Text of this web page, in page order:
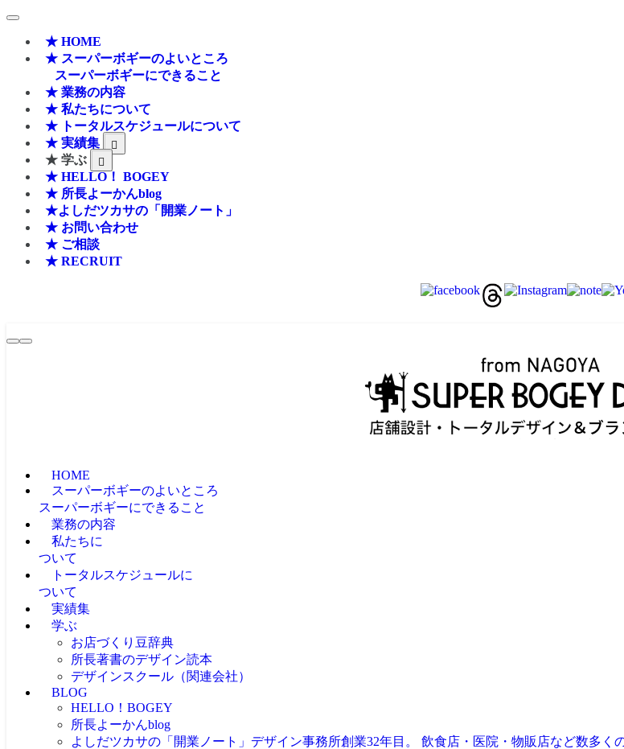
★ HOME
★ スーパーボギーのよいところ
スーパーボギーにできること
★ 業務の内容
★ 私たちについて
★ トータルスケジュールについて
★ 実績集
★ 学ぶ
★ HELLO！ BOGEY
★ 所長よーかんblog
★よしだツカサの「開業ノート」
★ お問い合わせ
★ ご相談
★ RECRUIT
HOME
スーパーボギーのよいところ
スーパーボギーにできること
業務の内容
私たちに
ついて
トータルスケジュールに
ついて
実績集
学ぶ
お店づくり豆辞典
所長著書のデザイン読本
デザインスクール（関連会社）
BLOG
HELLO！BOGEY
所長よーかんblog
よしだツカサの「開業ノート」 デザイン事務所創業32年目。 飲食店・医院・物販店など数多く